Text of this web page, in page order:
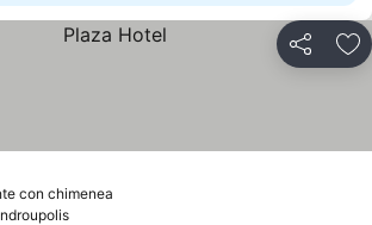
Compartir
con chimenea